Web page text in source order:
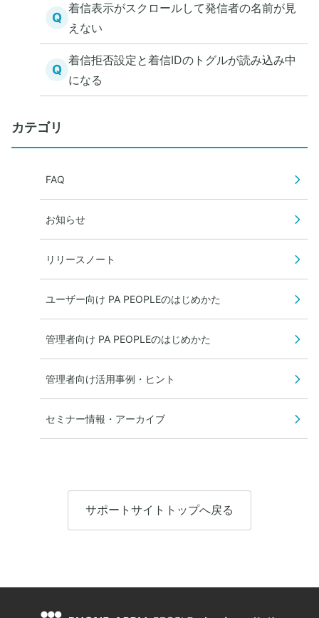
Q
着信表示がスクロールして発信者の名前が見
えない
Q
着信拒否設定と着信IDのトグルが読み込み中
になる
カテゴリ
FAQ
お知らせ
リリースノート
ユーザー向け PA PEOPLEのはじめかた
管理者向け PA PEOPLEのはじめかた
管理者向け活用事例・ヒント
セミナー情報・アーカイブ
サポートサイトトップへ戻る